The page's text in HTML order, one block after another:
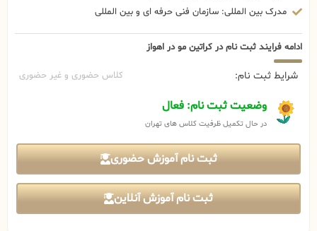
مدرک بین المللی: سازمان فنی حرفه ای و بین المللی
ادامه فرایند ثبت نام در کراتین مو در اهواز
شرایط ثبت نام: کلاس حضوری و غیر حضوری
وضعیت ثبت نام: فعال
در حال تکمیل ظرفیت کلاس های تهران
ثبت نام آموزش حضوری
ثبت نام آموزش آنلاین